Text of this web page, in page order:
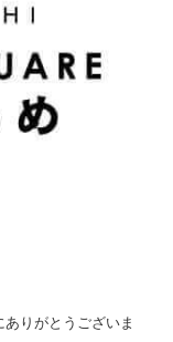
りがとうございま